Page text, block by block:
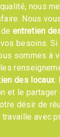
nous
Nous
entretien
besoins.
sommes à
des locaux.
et le partager
désir de
avec